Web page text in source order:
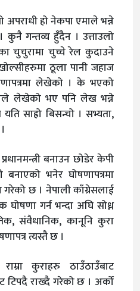
अपराधी हो नेकपा एमाले भन्ने
कुनै गन्तव्य हुँदैन । उत्ताउलो
चुचुरामा चुच्चे रेल कुदाउने
ठूला पानी जहाज
लेखेको । के भएको
लेखेको भए पनि लेख भन्ने
यति साह्रो बिसन्चो । सभ्यता,
बनाउन छोडेर केपी
बनाएको भनेर घोषणापत्रमा
गरेको छ । नेपाली काँग्रेसलाई
गर्न भन्दा अघि सोध्न
संवैधानिक, कानूनि कुरा
त्यस्तै छ ।
कुराहरु ठाउँठाउँबाट
राख्दै गरेको छ । अर्को